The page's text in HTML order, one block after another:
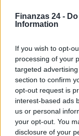
Finanzas 24 -
Information
If you wish to opt-
processing of your
targeted
section to confirm
opt-out request is
interest-based ads
us or personal
your opt-out. You
disclosure of your
gasolina o
eleva a 500 euros
electrónica
15. Bono de
Los bonos de
también activos